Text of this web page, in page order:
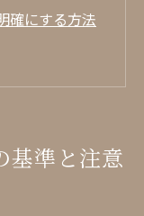
確にする方法
ェックポイン
性
基準と注意